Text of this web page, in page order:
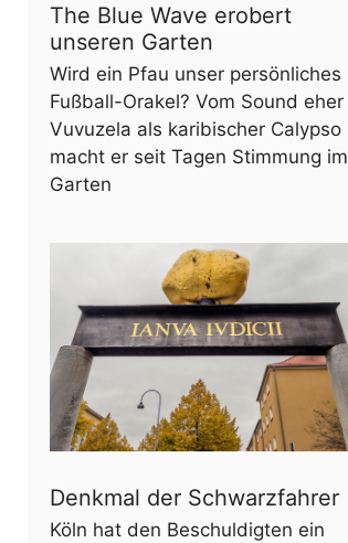
The Blue Wave erobert
unseren Garten
Wird ein Pfau unser persönliches
Fußball-Orakel? Vom Sound eher
Vuvuzela als karibischer Calypso
macht er seit Tagen Stimmung im
Garten
Denkmal der Schwarzfahrer
Köln hat den Beschuldigten ein